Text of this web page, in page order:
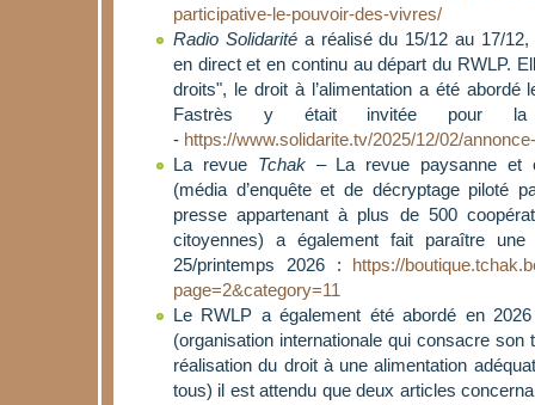
participative-le-pouvoir-des-vivres/
Radio Solidaritéa réalisé du 15/12 au 17/12,
en direct et en continu au départ du RWLP.
droits", le droit à l’alimentation a été abordé
Fastrès y était invitée pour la
- https://www.solidarite.tv/2025/12/02/
La revue Tchak– La revue paysanne et
(média d’enquête et de décryptage piloté
presse appartenant à plus de 500
citoyennes) a également fait paraître
25/printemps 2026 :
https://
page=2&category=11
Le RWLP a également été abordé en
(organisation internationale qui consacre son
réalisation du droit à une alimentation
tous) il est attendu que deux articles